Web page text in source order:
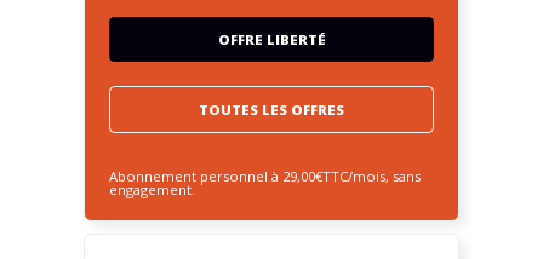
OFFRE LIBERTÉ
TOUTES LES OFFRES
Abonnement personnel à 29,00€TTC/mois, sans
engagement.